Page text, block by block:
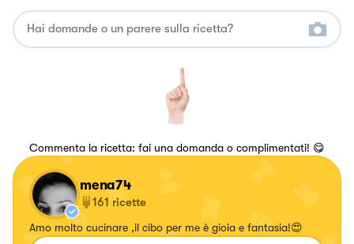
Commenta la ricetta: fai una domanda o complimentati! 😋
mena74
161 ricette
Amo molto cucinare ,il cibo per me è gioia e fantasia!😍